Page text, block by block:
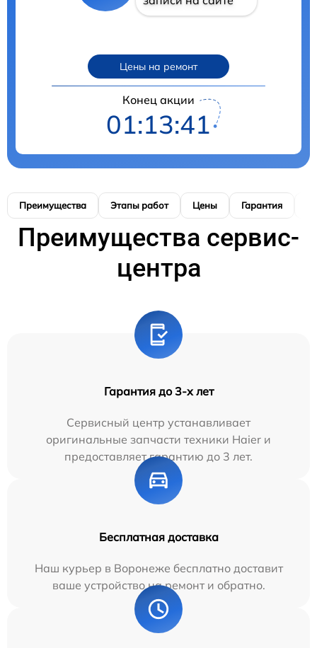
Цены на ремонт
Конец акции
01:13:40
Преимущества Этапы работ Цены Гарантия
Преимущества сервис-
центра
Гарантия до 3-х лет
Сервисный центр устанавливает
оригинальные запчасти техники Haier и
предоставляет гарантию до 3 лет.
Бесплатная доставка
Наш курьер в Воронеже бесплатно доставит
ваше устройство на ремонт и обратно.